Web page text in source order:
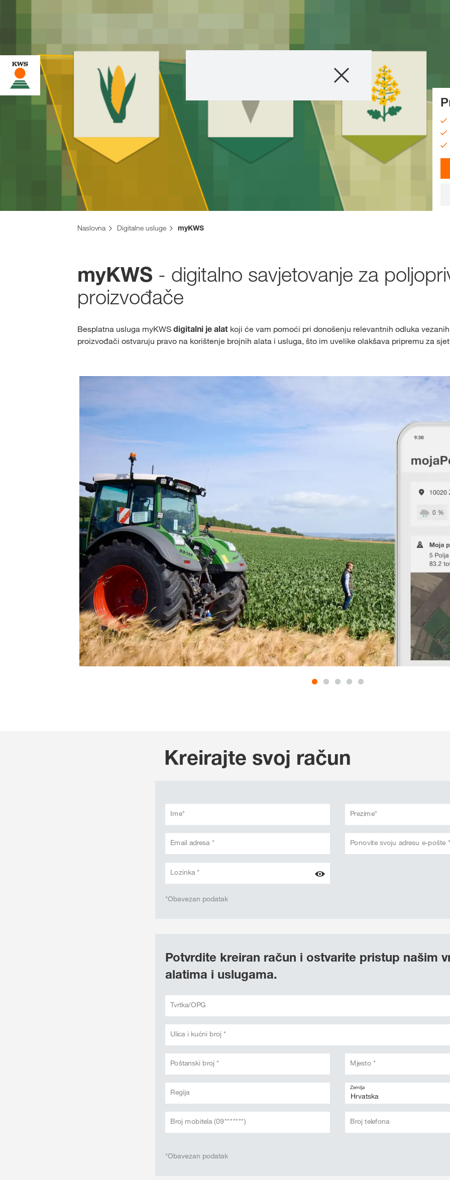
Sortiment
Tehnologija
Vijesti i noviteti
Digitalne usluge
myKWS-om
Grupe na
Naslovna Digitalne usluge myKWS
myKWS - digitalno savjetovanje za
proizvođače
Besplatna usluga myKWS digitalni je alat koji će vam pomoći pri donošenju relevantnih odluka
proizvođači ostvaruju pravo na korištenje brojnih alata i usluga, što im uvelike olakšava pripremu za
Kreirajte svoj račun
Ime* Prezime*
Email adresa * Ponovite svoju adresu e-pošte
Lozinka *
*Obavezan podatak
Potvrdite kreiran račun i ostvarite pristup našim
alatima i uslugama.
Tvrtka/OPG
Ulica i kućni broj *
Poštanski broj * Mjesto *
Regija
Zemlja
Broj mobitela (09*******) Broj telefona
*Obavezan podatak